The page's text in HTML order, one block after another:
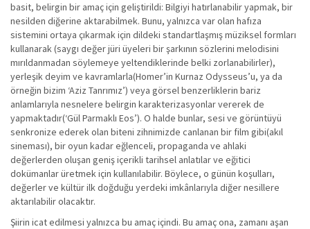
basit, belirgin bir amaç için geliştirildi: Bilgiyi hatırlanabilir yapmak, bir
nesilden diğerine aktarabilmek. Bunu, yalnızca var olan hafıza
sistemini ortaya çıkarmak için dildeki standartlaşmış müziksel formları
kullanarak (saygı değer jüri üyeleri bir şarkının sözlerini melodisini
mırıldanmadan söylemeye yeltendiklerinde belki zorlanabilirler),
yerleşik deyim ve kavramlarla(Homer’in Kurnaz Odysseus’u, ya da
örneğin bizim ‘Aziz Tanrımız’) veya görsel benzerliklerin bariz
anlamlarıyla nesnelere belirgin karakterizasyonlar vererek de
yapmaktadır(‘Gül Parmaklı Eos’). O halde bunlar, sesi ve görüntüyü
senkronize ederek olan biteni zihnimizde canlanan bir film gibi(akıl
sineması), bir oyun kadar eğlenceli, propaganda ve ahlaki
değerlerden oluşan geniş içerikli tarihsel anlatılar ve eğitici
dokümanlar üretmek için kullanılabilir. Böylece, o günün koşulları,
değerler ve kültür ilk doğduğu yerdeki imkânlarıyla diğer nesillere
aktarılabilir olacaktır.
Şiirin icat edilmesi yalnızca bu amaç içindi. Bu amaç ona, zamanı aşan